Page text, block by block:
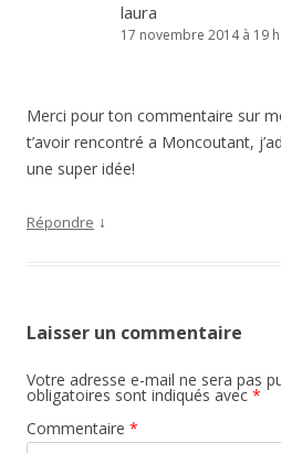
laura
17 novembre 2014 à 19
Merci pour ton commentaire sur
t’avoir rencontré a Moncoutant,
une super idée!
Répondre ↓
Laisser un commentaire
Votre adresse e-mail ne sera pas
obligatoires sont indiqués avec *
Commentaire *